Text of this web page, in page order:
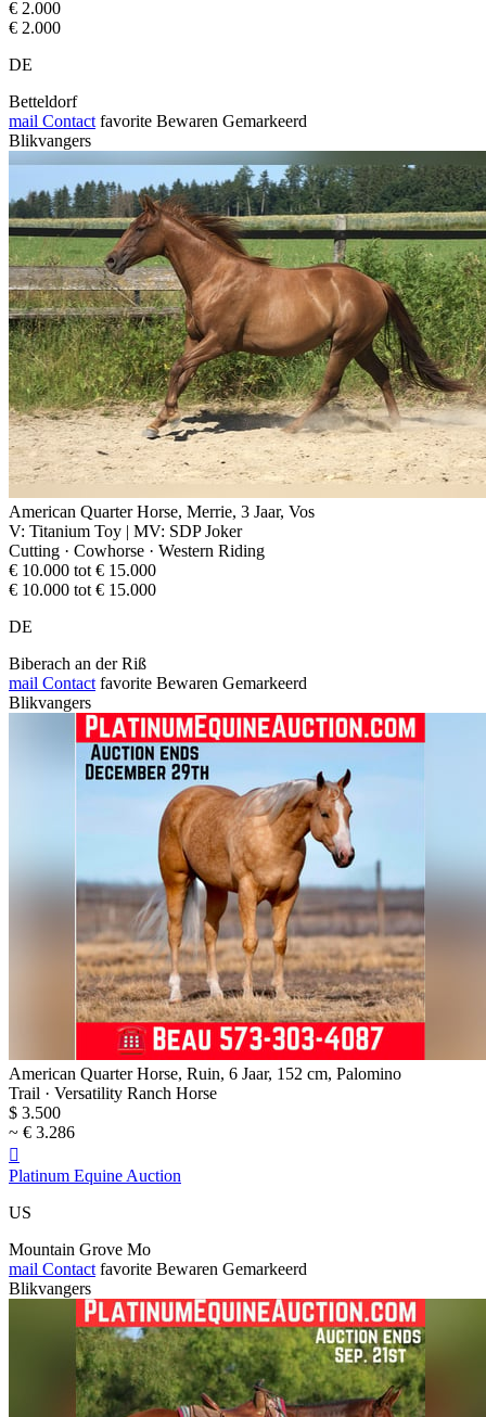
€ 2.000
€ 2.000
DE
Betteldorf
mail Contact favorite Bewaren Gemarkeerd
Blikvangers
American Quarter Horse, Merrie, 3 Jaar, Vos
V: Titanium Toy | MV: SDP Joker
Cutting · Cowhorse · Western Riding
€ 10.000 tot € 15.000
€ 10.000 tot € 15.000
DE
Biberach an der Riß
mail Contact favorite Bewaren Gemarkeerd
Blikvangers
American Quarter Horse, Ruin, 6 Jaar, 152 cm, Palomino
Trail · Versatility Ranch Horse
$ 3.500
~ € 3.286

Platinum Equine Auction
US
Mountain Grove Mo
mail Contact favorite Bewaren Gemarkeerd
Blikvangers